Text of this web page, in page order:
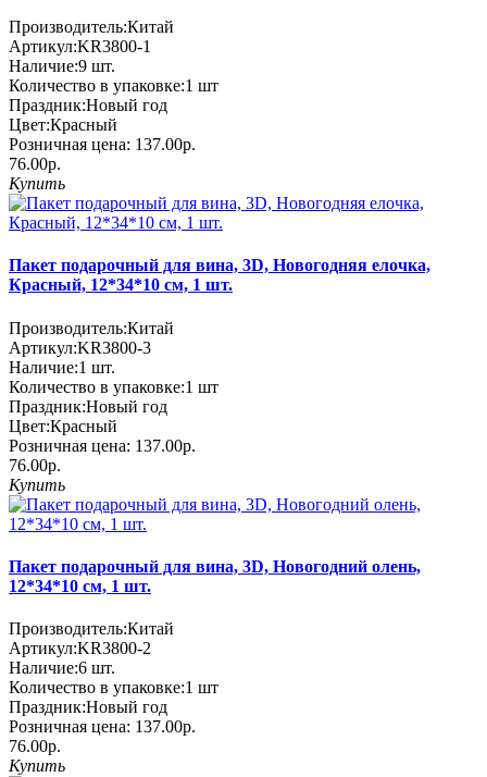
Производитель:Китай
Артикул:KR3800-1
Наличие:9 шт.
Количество в упаковке:1 шт
Праздник:Новый год
Цвет:Красный
Розничная цена: 137.00р.
76.00р.
Купить
Пакет подарочный для вина, 3D, Новогодняя елочка,
Красный, 12*34*10 см, 1 шт.
Производитель:Китай
Артикул:KR3800-3
Наличие:1 шт.
Количество в упаковке:1 шт
Праздник:Новый год
Цвет:Красный
Розничная цена: 137.00р.
76.00р.
Купить
Пакет подарочный для вина, 3D, Новогодний олень,
12*34*10 см, 1 шт.
Производитель:Китай
Артикул:KR3800-2
Наличие:6 шт.
Количество в упаковке:1 шт
Праздник:Новый год
Розничная цена: 137.00р.
76.00р.
Купить